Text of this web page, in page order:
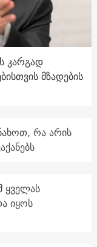
კარგად
მზადების
რა არის
ყველას
იყოს